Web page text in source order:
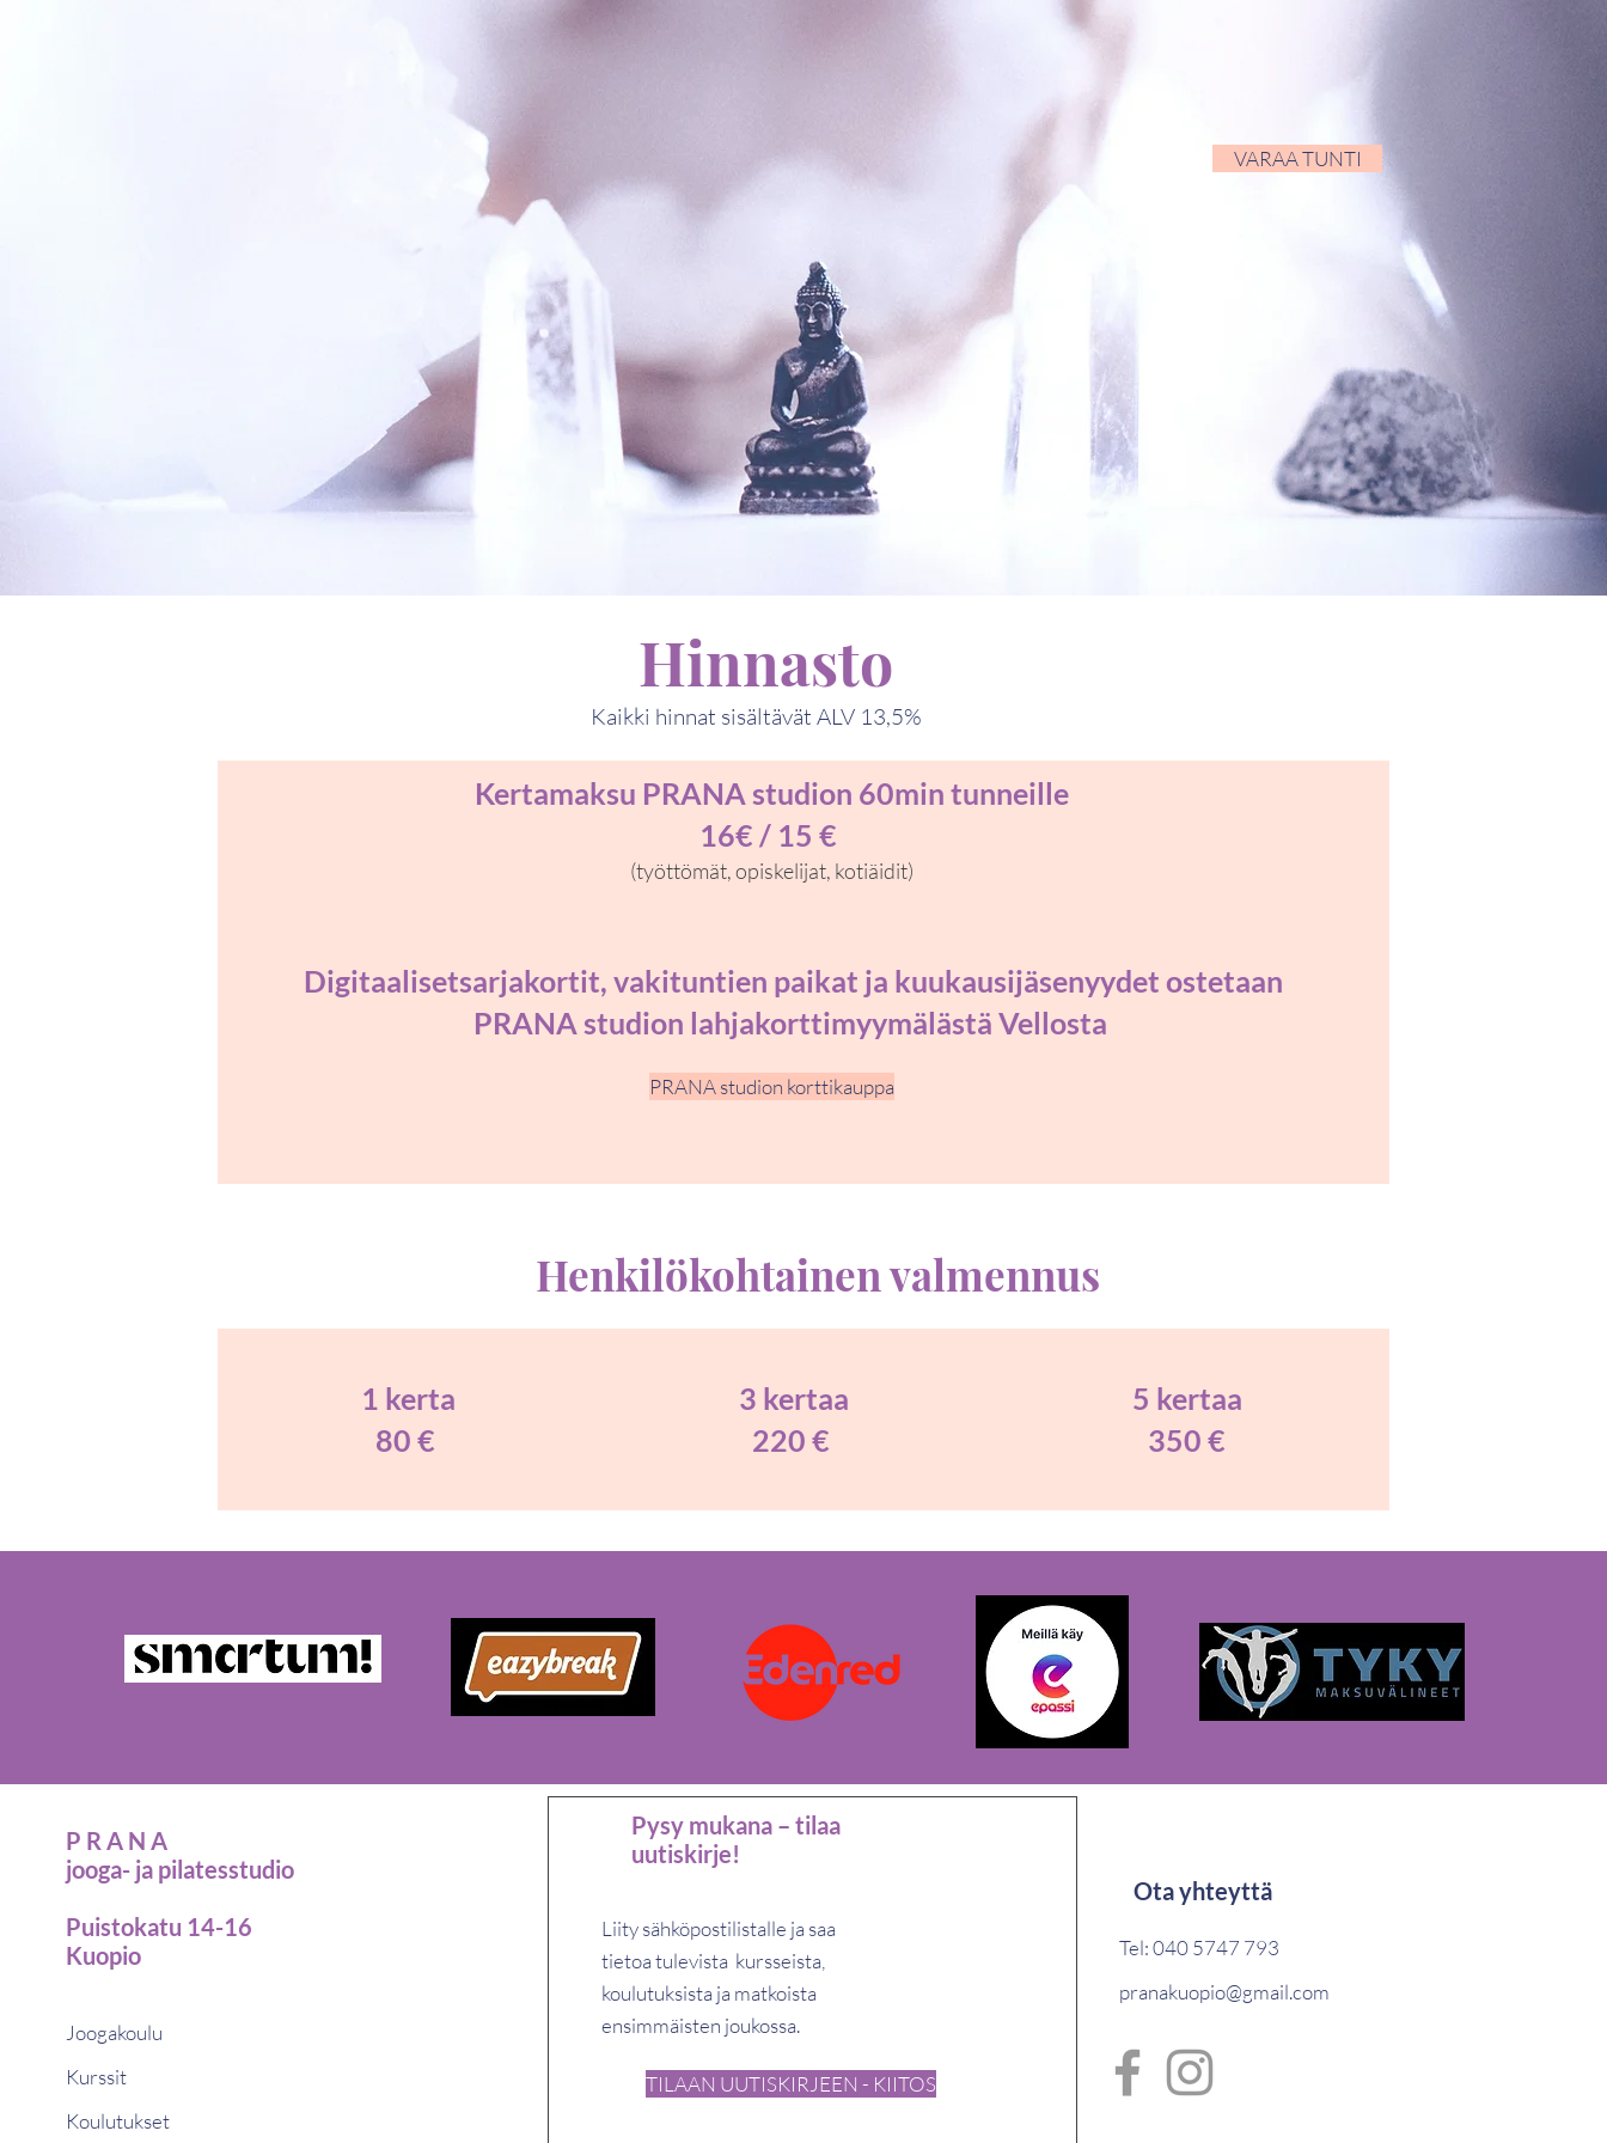
Hinnasto
Kaikki hinnat sisältävät ALV 13,5%
Kertamaksu PRANA studion 60min tunneille
16€ / 15 €
(työttömät, opiskelijat, kotiäidit)
Digitaalisetsarjakortit, vakituntien paikat ja kuukausijäsenyydet ostetaan
PRANA studion lahjakorttimyymälästä Vellosta
PRANA studion korttikauppa
Henkilökohtainen valmennus
1 kerta
80 €
3 kertaa
220 €
5 kertaa
350 €
VARAA TUNTI
P R A N A
jooga- ja pilatesstudio
Puistokatu 14-16
Kuopio
Joogakoulu
Kurssit
Koulutukset
Pysy mukana – tilaa
uutiskirje!
Liity sähköpostilistalle ja saa
tietoa tulevista kursseista,
koulutuksista ja matkoista
ensimmäisten joukossa.
TILAAN UUTISKIRJEEN - KIITOS
Ota yhteyttä
Tel: 040 5747 793
pranakuopio@gmail.com